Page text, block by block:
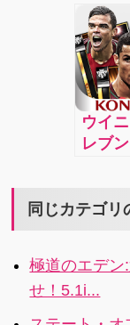
マティックで
スリリングな
謎解き恋愛ス
トーリー
ウイ
レブ
カー
ンを
し最強
ムをつ
同じカテゴリ
極道のエデン
せ！5.1i...